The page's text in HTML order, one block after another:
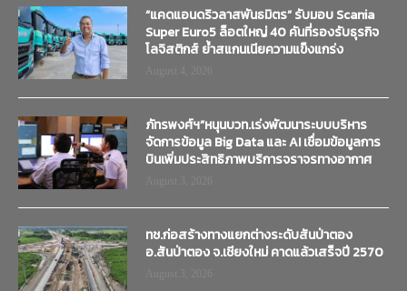
“แคดแอนดริวลาสพันธมิตร” รับมอบ Scania
Super Euro5 ล็อตใหญ่ 40 คันที่รองรับธุรกิจ
โลจิสติกส์ ย้ำสแกนเนียความแข็งแกร่ง
ภัทรพงศ์ฯ”หนุนบวท.เร่งพัฒนาระบบบริหาร
จัดการข้อมูล Big Data และ AI เชื่อมข้อมูลการ
บินเพิ่มประสิทธิภาพบริการจราจรทางอากาศ
ทช.ก่อสร้างทางแยกต่างระดับสันป่าตอง
อ.สันป่าตอง จ.เชียงใหม่ คาดแล้วเสร็จปี 2570